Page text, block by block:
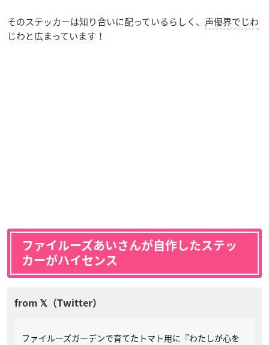
そのステッカーは知り合いに配っているらしく、 声優界でじわ
じわと広まっています ！
ファイルーズあいさんが自作したステッ
カーがハイセンス
ファイルーズガーデンで育てたトマト用に『わたしが心を